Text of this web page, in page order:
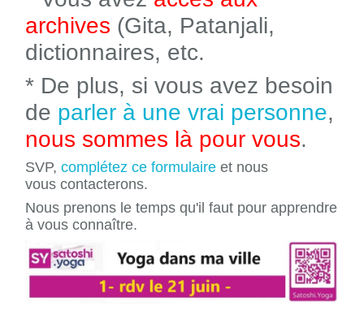
archives (Gita, Patanjali,
dictionnaires, etc.
* De plus, si vous avez besoin
de parler à une vrai personne,
nous sommes là pour vous.
SVP, complétez ce formulaire et nous
vous contacterons.
Nous prenons le temps qu'il faut pour apprendre
à vous connaître.